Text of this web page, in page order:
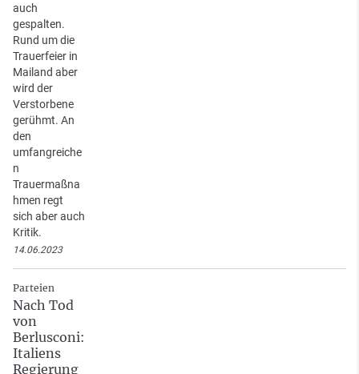
auch
gespalten.
Rund um die
Trauerfeier in
Mailand aber
wird der
Verstorbene
gerühmt. An
den
umfangreiche
n
Trauermaßna
hmen regt
sich aber auch
Kritik.
14.06.2023
Parteien
Nach Tod
von
Berlusconi:
Italiens
Regierung